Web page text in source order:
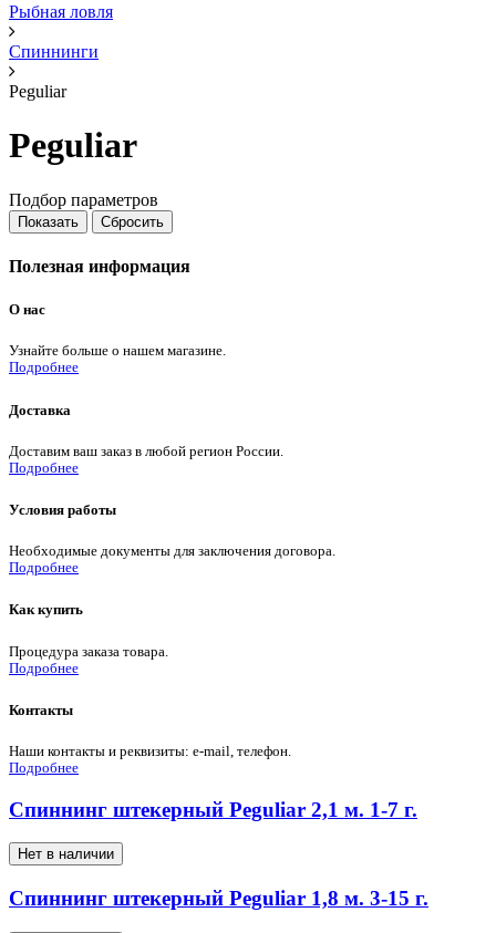
Рыбная ловля
Спиннинги
Peguliar
Peguliar
Подбор параметров
Полезная информация
О нас
Узнайте больше о нашем магазине.
Подробнее
Доставка
Доставим ваш заказ в любой регион России.
Подробнее
Условия работы
Необходимые документы для заключения договора.
Подробнее
Как купить
Процедура заказа товара.
Подробнее
Контакты
Наши контакты и реквизиты: e-mail, телефон.
Подробнее
Спиннинг штекерный Peguliar 2,1 м. 1-7 г.
Нет в наличии
Спиннинг штекерный Peguliar 1,8 м. 3-15 г.